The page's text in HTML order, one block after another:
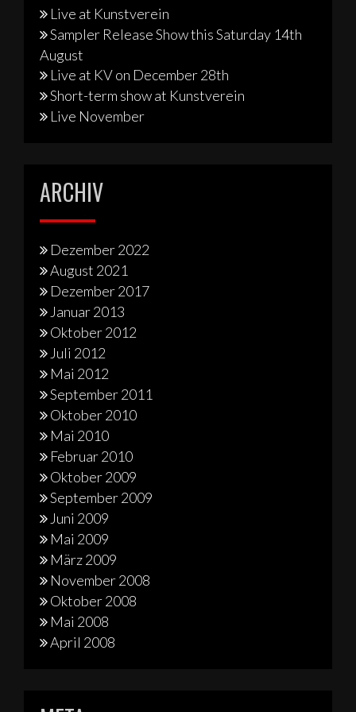
Live at Kunstverein
Sampler Release Show this Saturday 14th
August
Live at KV on December 28th
Short-term show at Kunstverein
Live November
ARCHIV
Dezember 2022
August 2021
Dezember 2017
Januar 2013
Oktober 2012
Juli 2012
Mai 2012
September 2011
Oktober 2010
Mai 2010
Februar 2010
Oktober 2009
September 2009
Juni 2009
Mai 2009
März 2009
November 2008
Oktober 2008
Mai 2008
April 2008